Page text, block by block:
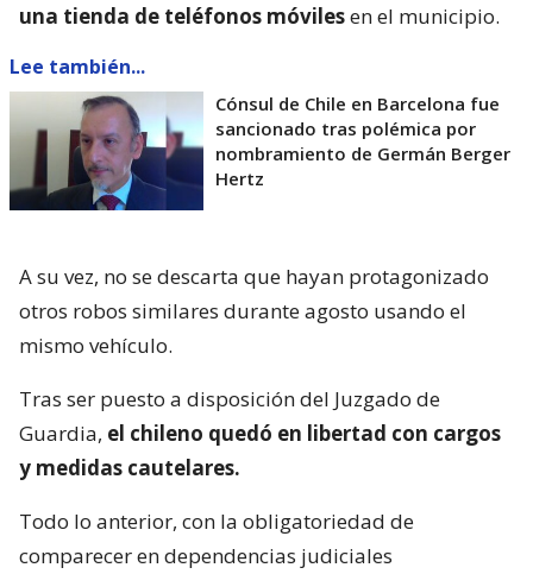
una tienda de teléfonos móvilesen el municipio.
Lee también...
Cónsul de Chile en Barcelona fue
sancionado tras polémica por
nombramiento de Germán Berger
Hertz
A su vez, no se descarta que hayan protagonizado
otros robos similares durante agosto usando el
mismo vehículo.
Tras ser puesto a disposición del Juzgado de
Guardia, el chileno quedó en libertad con cargos
y medidas cautelares.
Todo lo anterior, con la obligatoriedad de
comparecer en dependencias judiciales